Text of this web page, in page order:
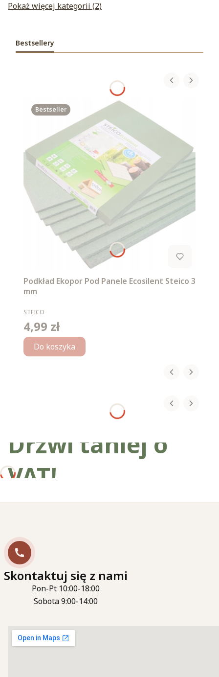
Pokaż więcej kategorii (2)
Bestsellery
Bestseller
Podkład Ekopor Pod Panele Ecosilent Steico 3
mm
PRODUCENT
STEICO
Cena
4,99 zł
Do koszyka
Drzwi taniej o
VAT!
Skontaktuj się z nami
Pon-Pt 10:00-18:00